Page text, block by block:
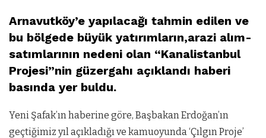
Arnavutköy’e yapılacağı tahmin edilen ve
bu bölgede büyük yatırımların,arazi alım-
satımlarının nedeni olan “Kanalistanbul
Projesi”nin güzergahı açıklandı haberi
basında yer buldu.
Yeni Şafak’ın haberine göre, Başbakan Erdoğan’ın
geçtiğimiz yıl açıkladığı ve kamuoyunda ‘Çılgın Proje’